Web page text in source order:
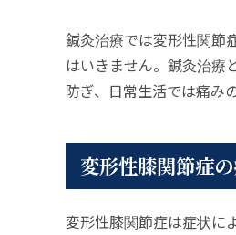
鍼灸治療では変形性関節
はいきません。鍼灸治療
防ぎ、日常生活では痛み
変形性膝関節症
変形性膝関節症は症状に